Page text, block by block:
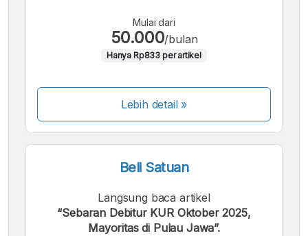
Mulai dari
50.000/bulan
Hanya Rp833 per artikel
Lebih detail »
Beli Satuan
Langsung baca artikel
“Sebaran Debitur KUR Oktober 2025,
Mayoritas di Pulau Jawa”.